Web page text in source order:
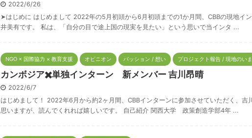
2022/6/26
➤はじめに はじめまして 2022年の5月初頭から6月初頭までの1か月間、CBBの現地イ
井美有です。 私は、「自分の目で途上国の現実を見たい」という思いで当インタ ...
NGO × 国際協力 × 教育支援 オピニオン パッション / 想い プロジェクト報告 / 現地のいま
カンボジア✖️単独インターン 新メンバー 吉川昂晴
2022/6/7
はじめまして！ 2022年6月から約2ヶ月間、CBBインターンに参加させていただく、吉
思いますが、読んでくれれば嬉しいです。 自己紹介 関西大学 政策創造学部4年 ...